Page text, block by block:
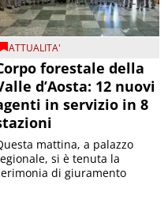
ATTUALITA'
forestale della
d’Aosta: 12 nuovi
in servizio in 8
mattina, a palazzo
si è tenuta la
di giuramento